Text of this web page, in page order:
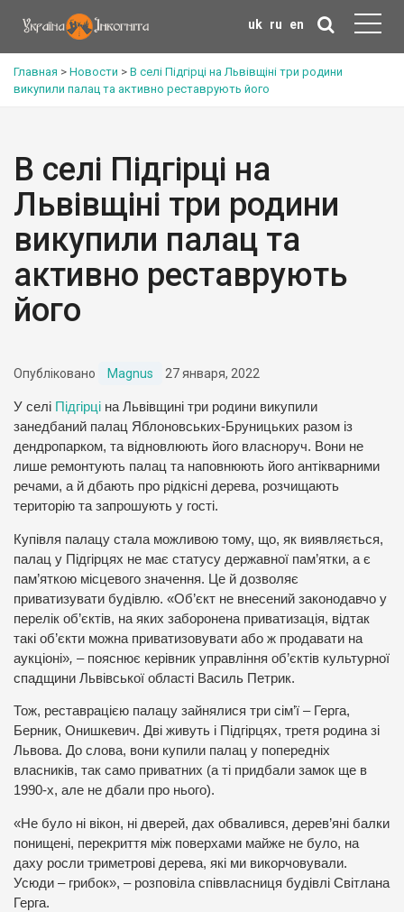
uk ru en
Главная > Новости > В селі Підгірці на Львівщіні три родини
викупили палац та активно реставрують його
В селі Підгірці на
Львівщіні три родини
викупили палац та
активно реставрують
його
Опубліковано Magnus 27 января, 2022
У селі Підгірці на Львівщині три родини викупили
занедбаний палац Яблоновських-Бруницьких разом із
дендропарком, та відновлюють його власноруч. Вони не
лише ремонтують палац та наповнюють його антікварними
речами, а й дбають про рідкісні дерева, розчищають
територію та запрошують у гості.
Купівля палацу стала можливою тому, що, як виявляється,
палац у Підгірцях не має статусу державної пам’ятки, а є
пам’яткою місцевого значення. Це й дозволяє
приватизувати будівлю. «Об’єкт не внесений законодавчо у
перелік об’єктів, на яких заборонена приватизація, відтак
такі об’єкти можна приватизовувати або ж продавати на
аукціоні», – пояснює керівник управління об’єктів культурної
спадщини Львівської області Василь Петрик.
Тож, реставрацією палацу зайнялися три сім’ї – Герга,
Берник, Онишкевич. Дві живуть і Підгірцях, третя родина зі
Львова. До слова, вони купили палац у попередніх
власників, так само приватних (а ті придбали замок ще в
1990-х, але не дбали про нього).
«Не було ні вікон, ні дверей, дах обвалився, дерев’яні балки
понищені, перекриття між поверхами майже не було, на
даху росли триметрові дерева, які ми викорчовували.
Усюди – грибок», – розповіла співвласниця будівлі Світлана
Герга.